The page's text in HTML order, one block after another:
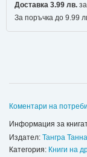
Доставка 3.99 лв.за
За поръчка до 9.99
Коментари на
Информация за
Издател: Тангра
Категория: Книги на